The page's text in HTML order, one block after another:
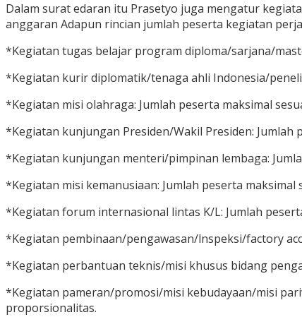
Dalam surat edaran itu Prasetyo juga mengatur
anggaran Adapun rincian jumlah peserta kegiatan
*Kegiatan tugas belajar program diploma/sarjana/
*Kegiatan kurir diplomatik/tenaga ahli Indonesia/
*Kegiatan misi olahraga: Jumlah peserta maksimal
*Kegiatan kunjungan Presiden/Wakil Presiden:
*Kegiatan kunjungan menteri/pimpinan lembaga:
*Kegiatan misi kemanusiaan: Jumlah peserta
*Kegiatan forum internasional lintas K/L: Jumlah
*Kegiatan pembinaan/pengawasan/lnspeksi/factory
*Kegiatan perbantuan teknis/misi khusus bidang
*Kegiatan pameran/promosi/misi kebudayaan/misi
proporsionalitas.